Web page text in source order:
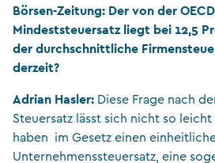
Börsen-Zeitung: Der von der
Mindeststeuersatz liegt bei 12,5
der durchschnittliche
derzeit?
Adrian Hasler: Diese Frage nach
Steuersatz lässt sich nicht so
haben im Gesetz einen
Unternehmenssteuersatz, eine